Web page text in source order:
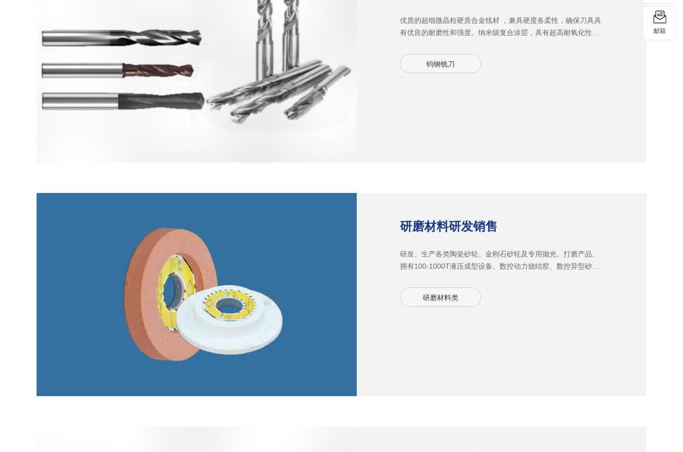
优质的超细微晶粒硬质合金线材 ，兼具硬度各柔性，确保刀具具
有优良的耐磨性和强度。纳米级复合涂层，具有超高耐氧化性及
型的槽型和刃型结构，使刀具刃口更锋利、排悄更顺畅，刚性更
强。世界一流CNC精密研磨设备和严格的质量管控体系，有效地
钨钢铣刀
研磨材料研发销售
研发、生产各类陶瓷砂轮、金刚石砂轮及专用抛光、打磨产品。
拥有100-1000T液压成型设备、数控动力烧结窑、数控异型砂轮
业的专用磨具，产品已广泛应用于LCD、LED、手机、手机周边
产品、齿轮、汽车配件、轴承制造、工/刃具制造等各个行业。目
研磨材料类
邮箱